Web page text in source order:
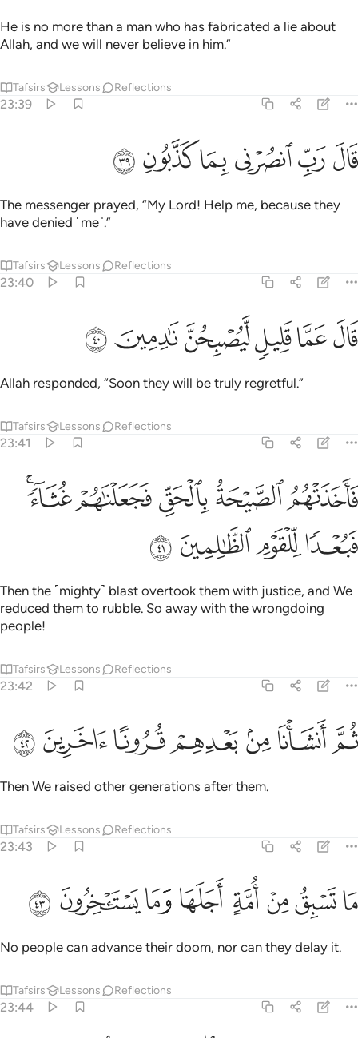
He is no more than a man who has fabricated a lie about
Allah, and we will never believe in him.”
Tafsirs Lessons Reflections
23:39
قال رب انصرني بما كذبون ٣٩
قَالَ رَبِّ ٱنصُرْنِى بِمَا كَذَّبُونِ ٣٩
ﳃﳄﳅﳆﳇﳈ
The messenger prayed, “My Lord! Help me, because they
have denied ˹me˺.”
Tafsirs Lessons Reflections
23:40
قال عما قليل ليصبحن نادمين ٤٠
قَالَ عَمَّا قَلِيلٍۢ لَّيُصْبِحُنَّ نَـٰدِمِينَ ٤٠
ﳉﳊﳋﳌﳍﳎ
Allah responded, “Soon they will be truly regretful.”
Tafsirs Lessons Reflections
23:41
فاخذتهم الصيحة بالحق فجعلناهم غثاء فبعدا للقوم الظالمين ٤١
فَأَخَذَتْهُمُ ٱلصَّيْحَةُ بِٱلْحَقِّ فَجَعَلْنَـٰهُمْ غُثَآءًۭ ۚ فَبُعْدًۭا
ﳏﳐﳑﳒﳓﳔ
ﳕﳖﳗ ﳘ
Then the ˹mighty˺ blast overtook them with justice, and We
reduced them to rubble. So away with the wrongdoing
people!
Tafsirs Lessons Reflections
23:42
ثم انشانا من بعدهم قرونا اخرين ٤٢
ثُمَّ أَنشَأْنَا مِنۢ بَعْدِهِمْ قُرُونًا ءَاخَرِينَ ٤٢
ﳙﳚﳛﳜﳝﳞﳟ
Then We raised other generations after them.
Tafsirs Lessons Reflections
23:43
ما تسبق من امة اجلها وما يستاخرون ٤٣
مَا تَسْبِقُ مِنْ أُمَّةٍ أَجَلَهَا وَمَا يَسْتَـْٔخِرُونَ ٤٣
ﱁﱂﱃﱄ ﱅﱆﱇ ﱈ
No people can advance their doom, nor can they delay it.
Tafsirs Lessons Reflections
23:44